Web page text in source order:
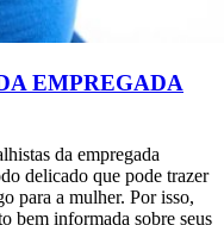
EMPREGADA
da empregada
delicado que pode trazer
para a mulher. Por isso,
bem informada sobre seus